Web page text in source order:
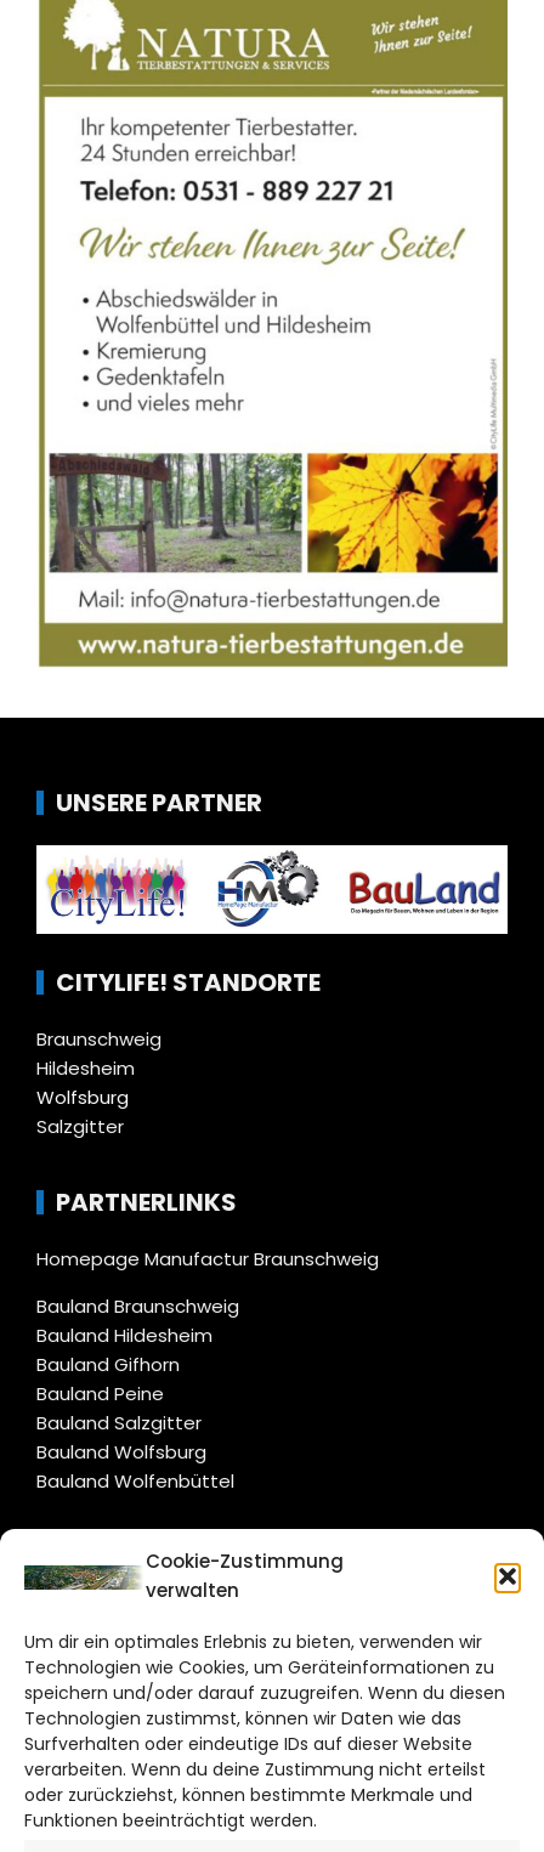
Cookie-Zustimmung
verwalten
Um dir ein optimales Erlebnis zu bieten, verwenden wir
Technologien wie Cookies, um Geräteinformationen zu
speichern und/oder darauf zuzugreifen. Wenn du diesen
Technologien zustimmst, können wir Daten wie das
Surfverhalten oder eindeutige IDs auf dieser Website
verarbeiten. Wenn du deine Zustimmung nicht erteilst
oder zurückziehst, können bestimmte Merkmale und
Funktionen beeinträchtigt werden.
UNSERE PARTNER
CITYLIFE! STANDORTE
Braunschweig
Hildesheim
Wolfsburg
Salzgitter
PARTNERLINKS
Homepage Manufactur Braunschweig
Bauland Braunschweig
Bauland Hildesheim
Bauland Gifhorn
Bauland Peine
Bauland Salzgitter
Bauland Wolfsburg
Bauland Wolfenbüttel
CITYLIFE!
Bruchtorwall 12
38100 Braunschweig
Telefon: 0531 387220 – 65
DAS STADTMAGAZIN FÜR
WOLFSBURG